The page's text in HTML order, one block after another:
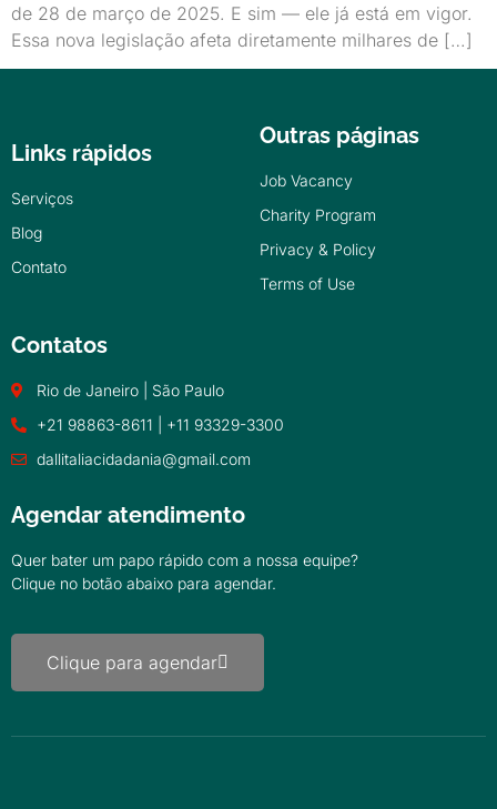
de 28 de março de 2025. E sim — ele já está em vigor.
Essa nova legislação afeta diretamente milhares de […]
Links rápidos
Serviços
Blog
Contato
Outras páginas
Job Vacancy
Charity Program
Privacy & Policy
Terms of Use
Contatos
Rio de Janeiro | São Paulo
+21 98863-8611 | +11 93329-3300
dallitaliacidadania@gmail.com
Agendar atendimento
Quer bater um papo rápido com a nossa equipe?
Clique no botão abaixo para agendar.
Clique para agendar